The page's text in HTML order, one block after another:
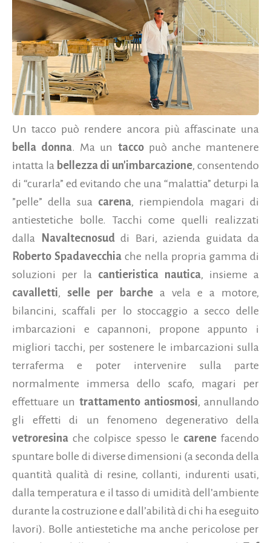
Un tacco può rendere ancora più affascinate una
bella donna. Ma un taccopuò anche mantenere
intatta la bellezza di un'imbarcazione, consentendo
di “curarla” ed evitando che una “malattia” deturpi la
”pelle” della sua carena, riempiendola magari di
antiestetiche bolle. Tacchi come quelli realizzati
dalla
Navaltecnosuddi Bari, azienda guidata da
Roberto Spadavecchia che nella propria gamma di
soluzioni per la cantieristica nautica, insieme a
cavalletti, selle per barche a vela e a motore,
bilancini, scaffali per lo stoccaggio a secco delle
imbarcazioni e capannoni, propone appunto i
migliori tacchi, per sostenere le imbarcazioni sulla
terraferma e poter intervenire sulla parte
normalmente immersa dello scafo, magari per
effettuare un trattamento antiosmosi, annullando
gli effetti di un fenomeno degenerativo della
vetroresina che colpisce spesso le carenefacendo
spuntare bolle di diverse dimensioni (a seconda della
quantità qualità di resine, collanti, indurenti usati,
dalla temperatura e il tasso di umidità dell’ambiente
durante la costruzione e dall’abilità di chi ha eseguito
lavori). Bolle antiestetiche ma anche pericolose per